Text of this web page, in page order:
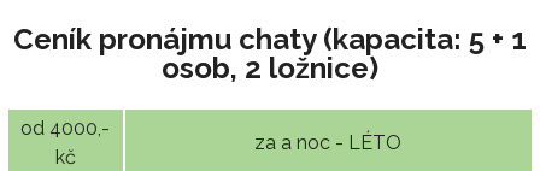
Ceník pronájmu chaty (kapacita: 5 + 1
osob, 2 ložnice)
od 4000,-
kč
za a noc - LÉTO